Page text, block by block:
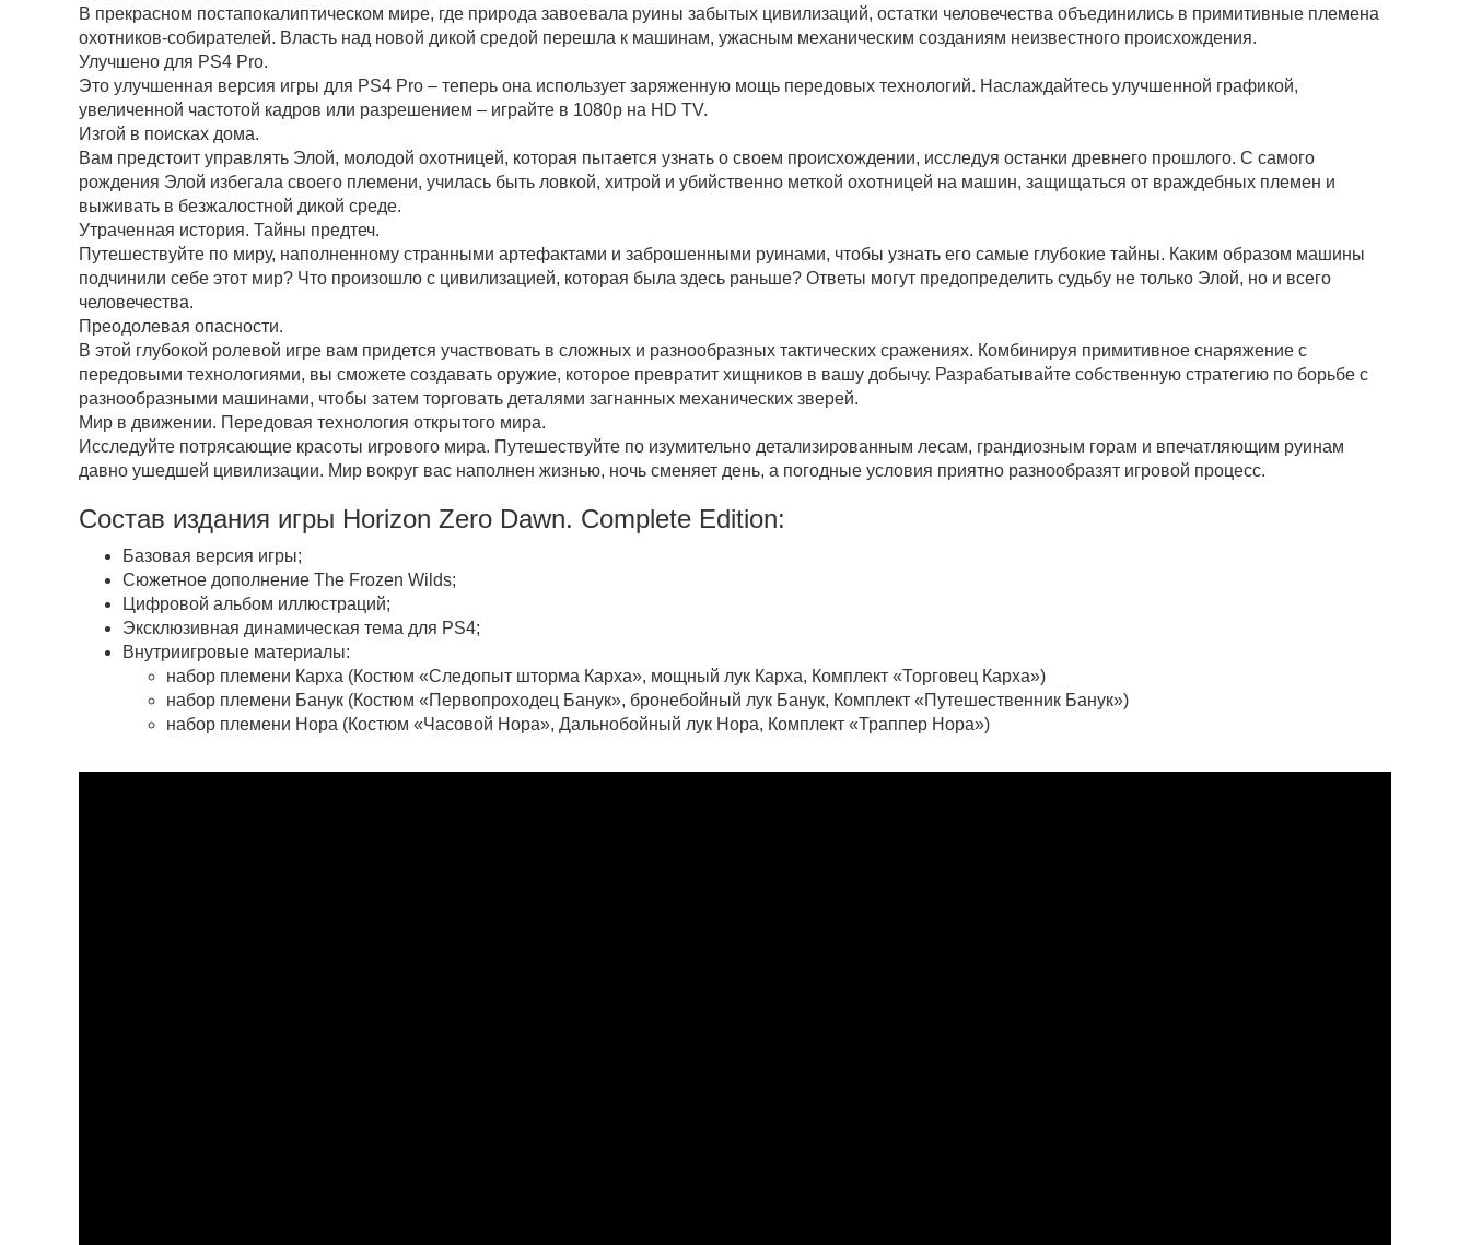
В прекрасном постапокалиптическом мире, где природа завоевала руины забытых цивилизаций, остатки человечества объединились в примитивные племена
охотников-собирателей. Власть над новой дикой средой перешла к машинам, ужасным механическим созданиям неизвестного происхождения.
Улучшено для PS4 Pro.
Это улучшенная версия игры для PS4 Pro – теперь она использует заряженную мощь передовых технологий. Наслаждайтесь улучшенной графикой,
увеличенной частотой кадров или разрешением – играйте в 1080p на HD TV.
Изгой в поисках дома.
Вам предстоит управлять Элой, молодой охотницей, которая пытается узнать о своем происхождении, исследуя останки древнего прошлого. С самого
рождения Элой избегала своего племени, училась быть ловкой, хитрой и убийственно меткой охотницей на машин, защищаться от враждебных племен и
выживать в безжалостной дикой среде.
Утраченная история. Тайны предтеч.
Путешествуйте по миру, наполненному странными артефактами и заброшенными руинами, чтобы узнать его самые глубокие тайны. Каким образом машины
подчинили себе этот мир? Что произошло с цивилизацией, которая была здесь раньше? Ответы могут предопределить судьбу не только Элой, но и всего
человечества.
Преодолевая опасности.
В этой глубокой ролевой игре вам придется участвовать в сложных и разнообразных тактических сражениях. Комбинируя примитивное снаряжение с
передовыми технологиями, вы сможете создавать оружие, которое превратит хищников в вашу добычу. Разрабатывайте собственную стратегию по борьбе с
разнообразными машинами, чтобы затем торговать деталями загнанных механических зверей.
Мир в движении. Передовая технология открытого мира.
Исследуйте потрясающие красоты игрового мира. Путешествуйте по изумительно детализированным лесам, грандиозным горам и впечатляющим руинам
давно ушедшей цивилизации. Мир вокруг вас наполнен жизнью, ночь сменяет день, а погодные условия приятно разнообразят игровой процесс.
Состав издания игры Horizon Zero Dawn. Complete Edition:
Базовая версия игры;
Сюжетное дополнение The Frozen Wilds;
Цифровой альбом иллюстраций;
Эксклюзивная динамическая тема для PS4;
Внутриигровые материалы:
набор племени Карха (Костюм «Следопыт шторма Карха», мощный лук Карха, Комплект «Торговец Карха»)
набор племени Банук (Костюм «Первопроходец Банук», бронебойный лук Банук, Комплект «Путешественник Банук»)
набор племени Нора (Костюм «Часовой Нора», Дальнобойный лук Нора, Комплект «Траппер Нора»)